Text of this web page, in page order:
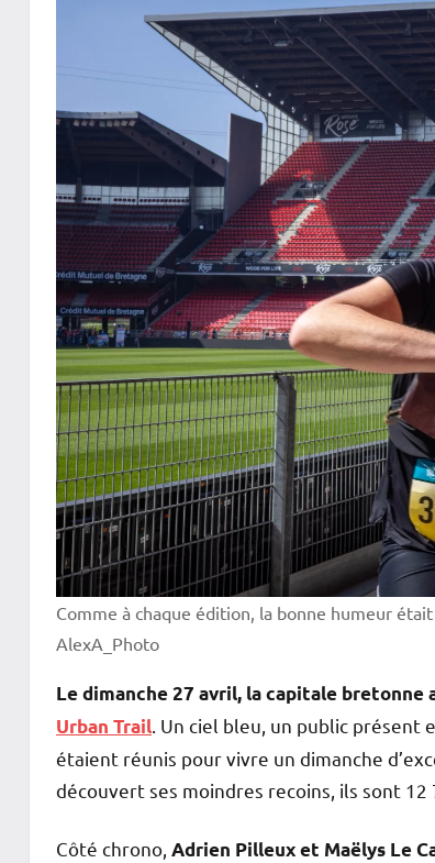
Comme à chaque édition, la bonne humeur
AlexA_Photo
Le dimanche 27 avril, la capitale bretonne
Urban Trail . Un ciel bleu, un public
étaient réunis pour vivre un dimanche
découvert ses moindres recoins, ils sont 12
Côté chrono, Adrien Pilleux et Maëlys Le